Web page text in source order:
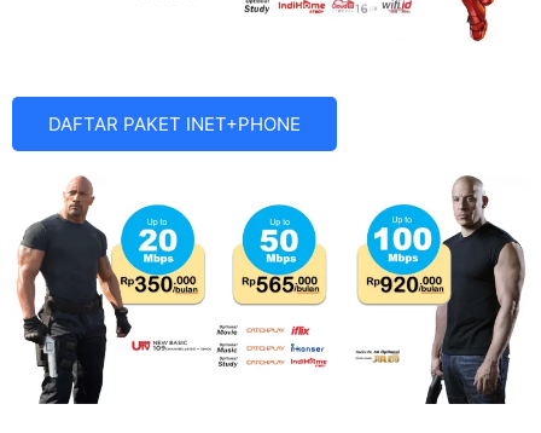
DAFTAR PAKET INET+PHONE